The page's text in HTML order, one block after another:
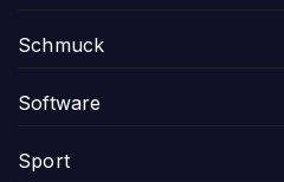
Schmuck
Software
Sport